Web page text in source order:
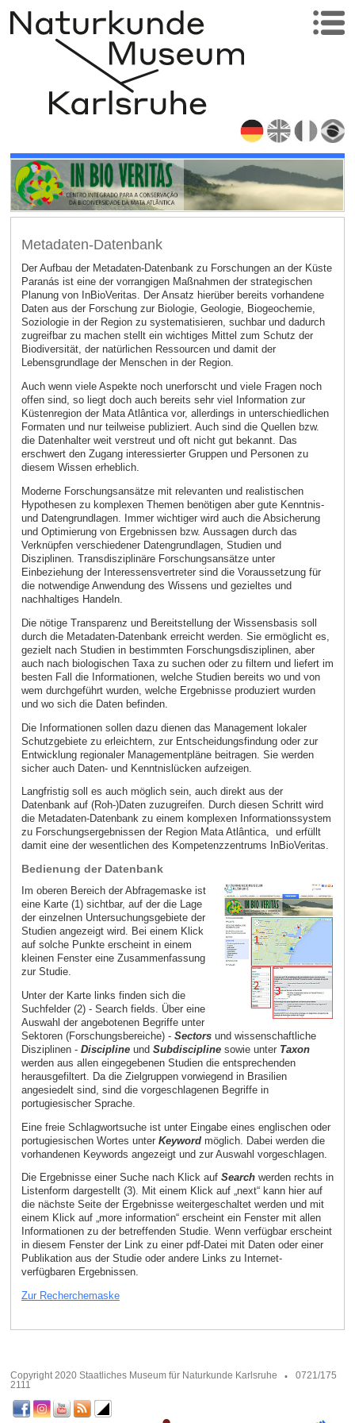
Metadaten-Datenbank
Der Aufbau der Metadaten-Datenbank zu Forschungen an der Küste
Paranás ist eine der vorrangigen Maßnahmen der strategischen
Planung von InBioVeritas. Der Ansatz hierüber bereits vorhandene
Daten aus der Forschung zur Biologie, Geologie, Biogeochemie,
Soziologie in der Region zu systematisieren, suchbar und dadurch
zugreifbar zu machen stellt ein wichtiges Mittel zum Schutz der
Biodiversität, der natürlichen Ressourcen und damit der
Lebensgrundlage der Menschen in der Region.
Auch wenn viele Aspekte noch unerforscht und viele Fragen noch
offen sind, so liegt doch auch bereits sehr viel Information zur
Küstenregion der Mata Atlântica vor, allerdings in unterschiedlichen
Formaten und nur teilweise publiziert. Auch sind die Quellen bzw.
die Datenhalter weit verstreut und oft nicht gut bekannt. Das
erschwert den Zugang interessierter Gruppen und Personen zu
diesem Wissen erheblich.
Moderne Forschungsansätze mit relevanten und realistischen
Hypothesen zu komplexen Themen benötigen aber gute Kenntnis-
und Datengrundlagen. Immer wichtiger wird auch die Absicherung
und Optimierung von Ergebnissen bzw. Aussagen durch das
Verknüpfen verschiedener Datengrundlagen, Studien und
Disziplinen. Transdisziplinäre Forschungsansätze unter
Einbeziehung der Interessensvertreter sind die Voraussetzung für
die notwendige Anwendung des Wissens und gezieltes und
nachhaltiges Handeln.
Die nötige Transparenz und Bereitstellung der Wissensbasis soll
durch die Metadaten-Datenbank erreicht werden. Sie ermöglicht es,
gezielt nach Studien in bestimmten Forschungsdisziplinen, aber
auch nach biologischen Taxa zu suchen oder zu filtern und liefert im
besten Fall die Informationen, welche Studien bereits wo und von
wem durchgeführt wurden, welche Ergebnisse produziert wurden
und wo sich die Daten befinden.
Die Informationen sollen dazu dienen das Management lokaler
Schutzgebiete zu erleichtern, zur Entscheidungsfindung oder zur
Entwicklung regionaler Managementpläne beitragen. Sie werden
sicher auch Daten- und Kenntnislücken aufzeigen.
Langfristig soll es auch möglich sein, auch direkt aus der
Datenbank auf (Roh-)Daten zuzugreifen. Durch diesen Schritt wird
die Metadaten-Datenbank zu einem komplexen Informationssystem
zu Forschungsergebnissen der Region Mata Atlântica, und erfüllt
damit eine der wesentlichen des Kompetenzzentrums InBioVeritas.
Bedienung der Datenbank
Im oberen Bereich der Abfragemaske ist
eine Karte (1) sichtbar, auf der die Lage
der einzelnen Untersuchungsgebiete der
Studien angezeigt wird. Bei einem Klick
auf solche Punkte erscheint in einem
kleinen Fenster eine Zusammenfassung
zur Studie.
Unter der Karte links finden sich die
Suchfelder (2) - Search fields. Über eine
Auswahl der angebotenen Begriffe unter
Sektoren (Forschungsbereiche) - Sectors und wissenschaftliche
Disziplinen - Discipline und Subdisciplinesowie unter Taxon
werden aus allen eingegebenen Studien die entsprechenden
herausgefiltert. Da die Zielgruppen vorwiegend in Brasilien
angesiedelt sind, sind die vorgeschlagenen Begriffe in
portugiesischer Sprache.
Eine freie Schlagwortsuche ist unter Eingabe eines englischen oder
portugiesischen Wortes unter Keyword möglich. Dabei werden die
vorhandenen Keywords angezeigt und zur Auswahl vorgeschlagen.
Die Ergebnisse einer Suche nach Klick auf Search werden rechts in
Listenform dargestellt (3). Mit einem Klick auf „next“ kann hier auf
die nächste Seite der Ergebnisse weitergeschaltet werden und mit
einem Klick auf „more information“ erscheint ein Fenster mit allen
Informationen zu der betreffenden Studie. Wenn verfügbar erscheint
in diesem Fenster der Link zu einer pdf-Datei mit Daten oder einer
Publikation aus der Studie oder andere Links zu Internet-
verfügbaren Ergebnissen.
Zur Recherchemaske
Copyright 2020 Staatliches Museum für Naturkunde Karlsruhe
0721/175
2111